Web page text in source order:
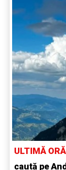
ULTIMĂ
caută pe